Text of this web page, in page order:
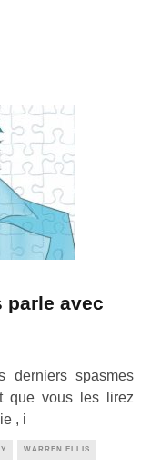
parle avec
derniers spasmes
que vous les lirez
, i
WARREN ELLIS